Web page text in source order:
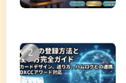
(4)
(2)